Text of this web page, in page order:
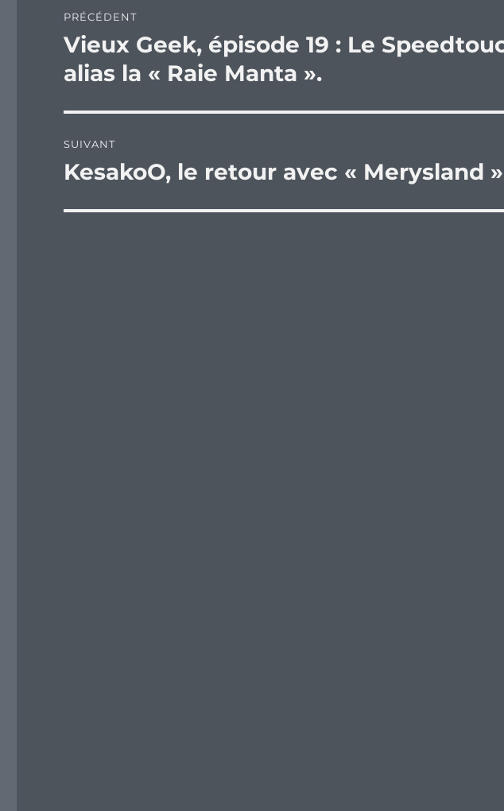
de
l’article
PRÉCÉDENT
Publication
précédente :
Vieux Geek, épisode 19 : Le
alias la « Raie Manta ».
SUIVANT
Publication
KesakoO, le retour avec « Merysland